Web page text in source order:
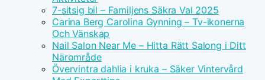
7-sitsig bil – Familjens Säkra Val 2025
Carina Berg Carolina Gynning – Tv-ikonerna
Och Vänskap
Nail Salon Near Me – Hitta Rätt Salong i Ditt
Närområde
Övervintra dahlia i kruka – Säker Vintervård